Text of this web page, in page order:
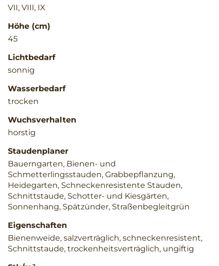
VII, VIII, IX
Höhe (cm)
45
Lichtbedarf
sonnig
Wasserbedarf
trocken
Wuchsverhalten
horstig
Staudenplaner
Bauerngarten, Bienen- und
Schmetterlingsstauden, Grabbepflanzung,
Heidegarten, Schneckenresistente Stauden,
Schnittstaude, Schotter- und Kiesgärten,
Sonnenhang, Spätzünder, Straßenbegleitgrün
Eigenschaften
Bienenweide, salzverträglich, schneckenresistent,
Schnittstaude, trockenheitsverträglich, ungiftig